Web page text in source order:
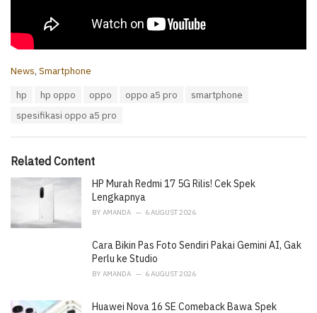
C
i
News, Smartphone
hp hp oppo oppo oppo a5 pro
smartphone
spesifikasi oppo a5 pro
Related Content
HP Murah Redmi 17 5G Rilis! Cek Spek
Lengkapnya
BY AMANDA 6 AUGUST 2026
Cara Bikin Pas Foto Sendiri Pakai Gemini AI, Gak
Perlu ke Studio
BY AMANDA 6 AUGUST 2026
Huawei Nova 16 SE Comeback Bawa Spek